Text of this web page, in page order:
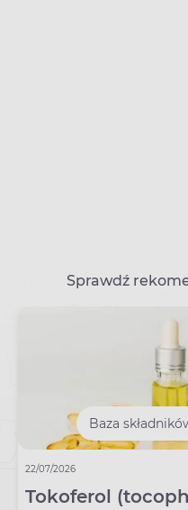
Sprawdź
Baza
22/07/2026
Tokoferol